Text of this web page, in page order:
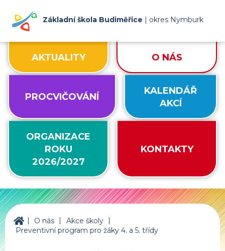
Základní škola Budiměřice | okres Nymburk
AKTUALITY O NÁS
PROCVIČOVÁNÍ
KALENDÁŘ
AKCÍ
ORGANIZACE
ROKU
2026/2027
KONTAKTY
ZŠ Budiměřice
| O nás | Akce školy
|
Preventivní program pro žáky 4. a 5. třídy